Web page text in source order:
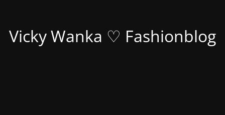
Vicky Wanka ♡ Fashionblog